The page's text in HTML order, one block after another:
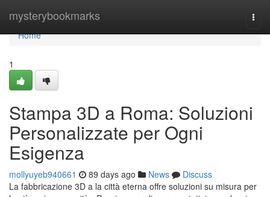
mysterybookmarks
Home
Home
1
Stampa 3D a Roma: Soluzioni
Personalizzate per Ogni
Esigenza
mollyuyeb940661 89 days ago News
Discuss
La fabbricazione 3D a la città eterna offre soluzioni su misura per